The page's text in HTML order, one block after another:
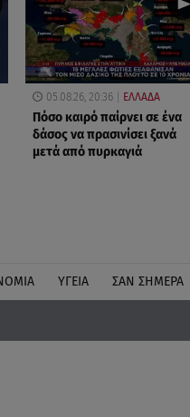
05.08.26, 20:36 ΕΛΛΑΔΑ
Πόσο καιρό παίρνει σε ένα
δάσος να πρασινίσει ξανά
μετά από πυρκαγιά
ΥΓΕΙΑ ΣΑΝ ΣΗΜΕΡΑ